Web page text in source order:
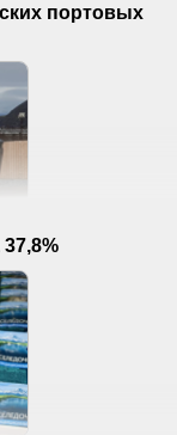
портовых